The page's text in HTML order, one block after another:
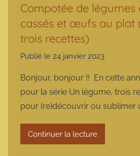
Compotée de légumes
cassés et œufs au plat
trois recettes)
Publié le 24 janvier 2023
r
m
a
r
Bonjour, bonjour !! En cette
pour la série Un légume, trois
pour (re)découvrir ou sublimer
Continuer la lecture